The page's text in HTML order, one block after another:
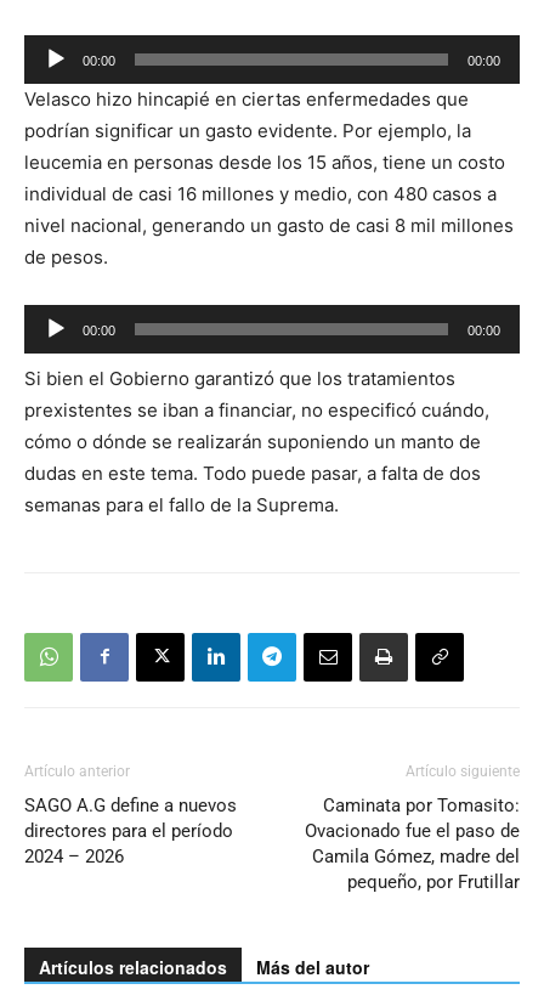
Reproductor
de
audio
00:00 00:00
Velasco hizo hincapié en ciertas enfermedades que
podrían significar un gasto evidente. Por ejemplo, la
leucemia en personas desde los 15 años, tiene un costo
individual de casi 16 millones y medio, con 480 casos a
nivel nacional, generando un gasto de casi 8 mil millones
de pesos.
Reproductor
de
audio
00:00 00:00
Si bien el Gobierno garantizó que los tratamientos
prexistentes se iban a financiar, no especificó cuándo,
cómo o dónde se realizarán suponiendo un manto de
dudas en este tema. Todo puede pasar, a falta de dos
semanas para el fallo de la Suprema.
Artículo anterior
SAGO A.G define a nuevos
directores para el período
2024 – 2026
Artículo siguiente
Caminata por Tomasito:
Ovacionado fue el paso de
Camila Gómez, madre del
pequeño, por Frutillar
Artículos relacionados Más del autor